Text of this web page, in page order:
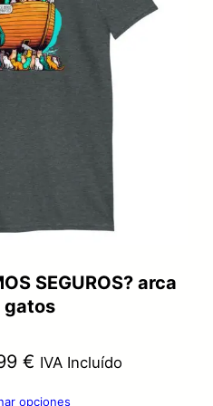
SEGUROS? arca
gatos
€El
precio
IVA Incluído
opciones